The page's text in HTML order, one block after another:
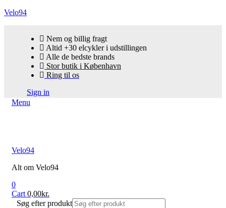
Velo94
Nem og billig fragt
Altid +30 elcykler i udstillingen
Alle de bedste brands
Stor butik i København
Ring til os
Sign in
Menu
Velo94
Alt om Velo94
0
Cart 0,00kr.
Søg efter produkt